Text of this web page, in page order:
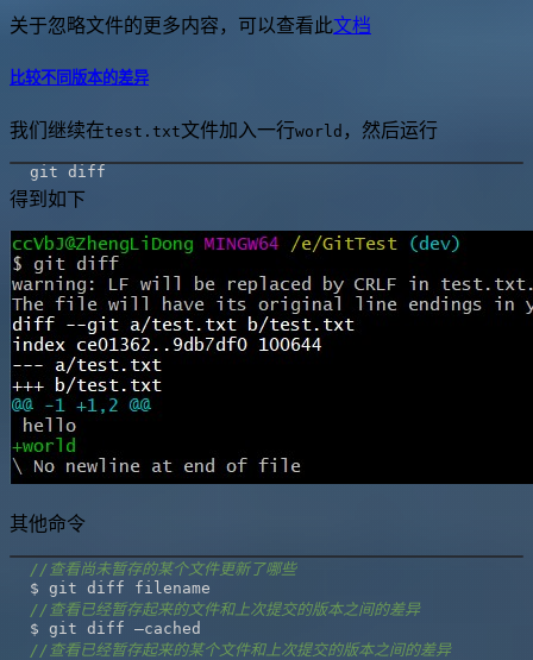
关于忽略文件的更多内容，可以查看此文档
比较不同版本的差异
我们继续在test.txt文件加入一行world ，然后运行
得到如下
其他命令
//查看尚未暂存的某个文件更新了哪些
//查看已经暂存起来的文件和上次提交的版本之间的差异
//查看已经暂存起来的某个文件和上次提交的版本之间的差异